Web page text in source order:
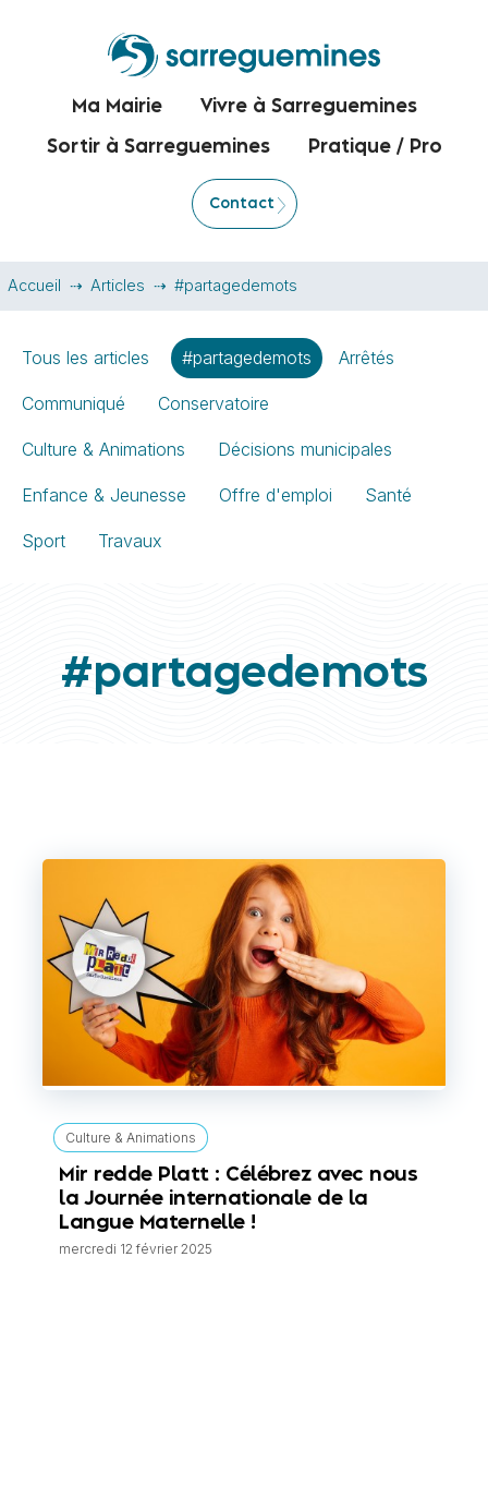
Ma Mairie Vivre à Sarreguemines
Sortir à Sarreguemines Pratique / Pro
Contact
Accueil Articles #partagedemots
Tous les articles #partagedemots Arrêtés
Communiqué Conservatoire
Culture & Animations Décisions municipales
Enfance & Jeunesse Offre d'emploi Santé
Sport Travaux
#partagedemots
Culture & Animations
Mir redde Platt : Célébrez avec nous
la Journée internationale de la
Langue Maternelle !
mercredi 12 février 2025